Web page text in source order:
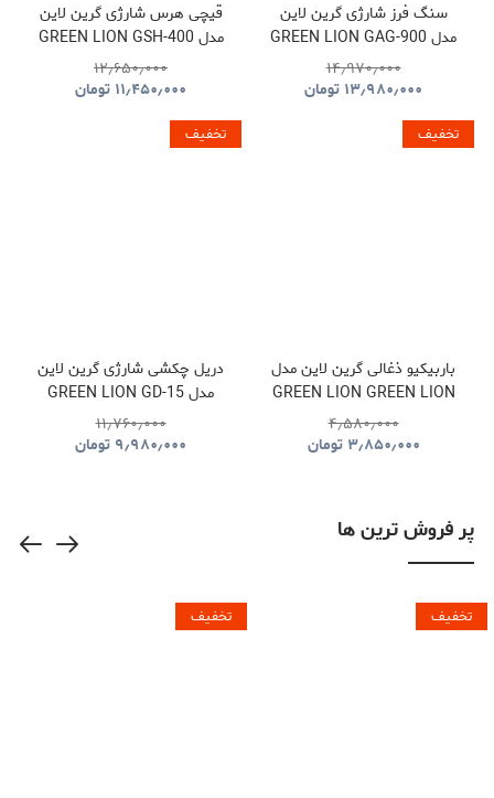
سنگ فرز شارژی گرین لاین
مدل GREEN LION GAG-900
CORDLESS ANGLE
GRINDER TOOL
۱۴٫۹۷۰٫۰۰۰
۱۳٫۹۸۰٫۰۰۰ تومان
قیچی هرس شارژی گرین لاین
مدل GREEN LION GSH-400
ELECTRIC PRUNING
SHEARS TOOL CORDLESS
۱۲٫۶۵۰٫۰۰۰
۱۱٫۴۵۰٫۰۰۰ تومان
تخفیف
باربیکیو ذغالی گرین لاین مدل
GREEN LION GREEN LION
QUDRA FOLDABLE BBQ
GRILL GNQDRBBQSTBK
۴٫۵۸۰٫۰۰۰
۳٫۸۵۰٫۰۰۰ تومان
تخفیف
دریل چکشی شارژی گرین لاین
مدل GREEN LION GD-15
PRO DRIVE CORDLESS
HAMMER DRILL
۱۱٫۷۶۰٫۰۰۰
۹٫۹۸۰٫۰۰۰ تومان
پر فروش ترین ها
تخفیف تخفیف